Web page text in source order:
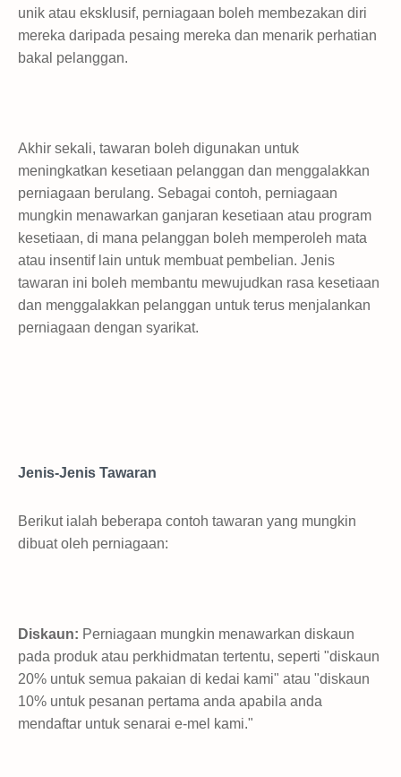
unik atau eksklusif, perniagaan boleh membezakan diri
mereka daripada pesaing mereka dan menarik perhatian
bakal pelanggan.
Akhir sekali, tawaran boleh digunakan untuk
meningkatkan kesetiaan pelanggan dan menggalakkan
perniagaan berulang. Sebagai contoh, perniagaan
mungkin menawarkan ganjaran kesetiaan atau program
kesetiaan, di mana pelanggan boleh memperoleh mata
atau insentif lain untuk membuat pembelian. Jenis
tawaran ini boleh membantu mewujudkan rasa kesetiaan
dan menggalakkan pelanggan untuk terus menjalankan
perniagaan dengan syarikat.
Jenis-Jenis Tawaran
Berikut ialah beberapa contoh tawaran yang mungkin
dibuat oleh perniagaan:
Diskaun: Perniagaan mungkin menawarkan diskaun
pada produk atau perkhidmatan tertentu, seperti "diskaun
20% untuk semua pakaian di kedai kami" atau "diskaun
10% untuk pesanan pertama anda apabila anda
mendaftar untuk senarai e-mel kami."